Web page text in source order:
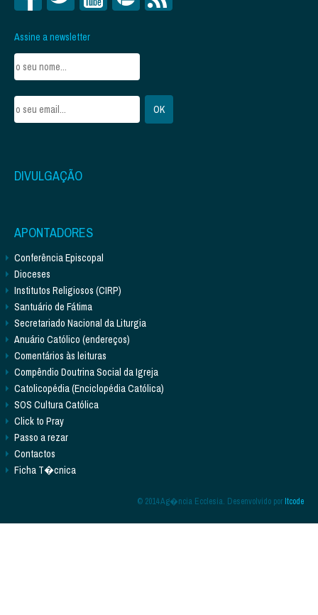
Assine a newsletter
DIVULGAÇÃO
APONTADORES
Conferência Episcopal
Dioceses
Institutos Religiosos (CIRP)
Santuário de Fátima
Secretariado Nacional da Liturgia
Anuário Católico (endereços)
Comentários às leituras
Compêndio Doutrina Social da Igreja
Catolicopédia (Enciclopédia Católica)
SOS Cultura Católica
Click to Pray
Passo a rezar
Contactos
Ficha T�cnica
© 2014 Ag�ncia Ecclesia. Desenvolvido porItcode